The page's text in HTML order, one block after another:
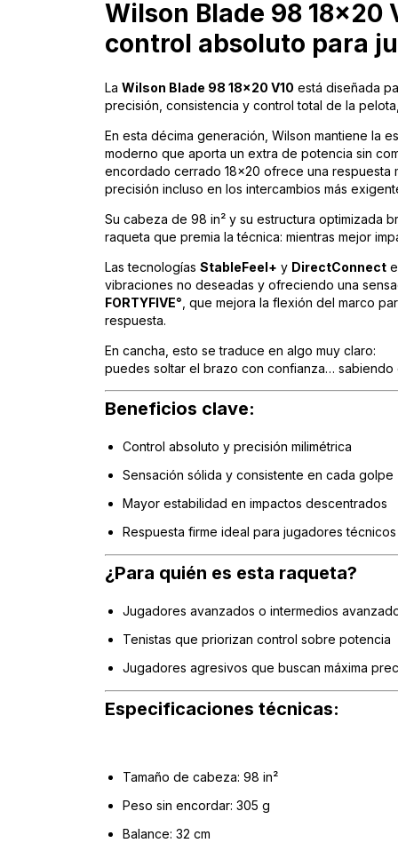
Wilson Blade 98 18x20
control absoluto para
La Wilson Blade 98 18x20 V10 está diseñada
precisión, consistencia y control total de la
En esta décima generación, Wilson mantiene la
moderno que aporta un extra de potencia sin
encordado cerrado 18x20 ofrece una respuesta
precisión incluso en los intercambios más
Su cabeza de 98 in² y su estructura optimizada
raqueta que premia la técnica: mientras mejor
Las tecnologías StableFeel+ y DirectConnect
vibraciones no deseadas y ofreciendo una
FORTYFIVE°, que mejora la flexión del marco
respuesta.
En cancha, esto se traduce en algo muy claro:
puedes soltar el brazo con confianza…
Beneficios clave:
Control absoluto y precisión milimétrica
Sensación sólida y consistente en cada golpe
Mayor estabilidad en impactos descentrados
Respuesta firme ideal para jugadores técnicos
¿Para quién es esta raqueta?
Jugadores avanzados o intermedios
Tenistas que priorizan control sobre potencia
Jugadores agresivos que buscan máxima
Especificaciones técnicas:
Tamaño de cabeza: 98 in²
Peso sin encordar: 305 g
Balance: 32 cm